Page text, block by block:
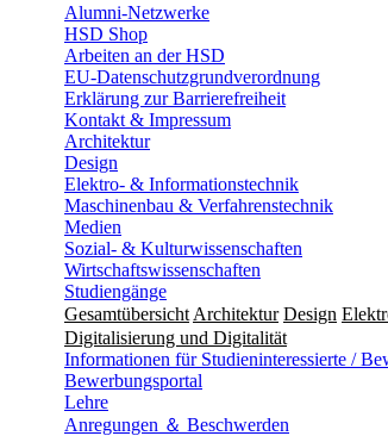
Alumni-Netzwerke
HSD Shop
Arbeiten an der HSD
EU-Datenschutzgrundverordnung
Erklärung zur Barrierefreiheit
Kontakt & Impressum
Architektur
Design
Elektro- & Informationstechnik
Maschinenbau & Verfahrenstechnik
Medien
Sozial- & Kulturwissenschaften
Wirtschaftswissenschaften
Studiengänge
Gesamtübersicht Architektur Design
Digitalisierung und Digitalität
Informationen für Studieninteressierte /
Bewerbungsportal
Lehre
Anregungen ＆ Beschwerden